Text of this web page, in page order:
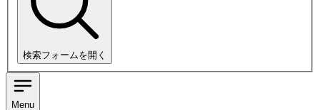
検索フォームを開く
Menu